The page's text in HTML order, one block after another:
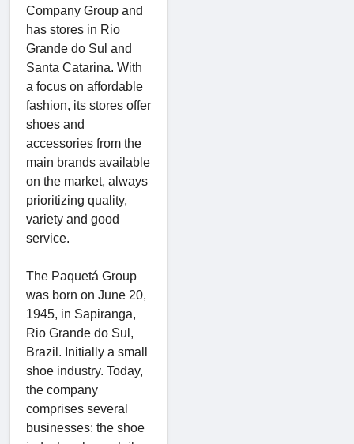
Company Group and
has stores in Rio
Grande do Sul and
Santa Catarina. With
a focus on affordable
fashion, its stores offer
shoes and
accessories from the
main brands available
on the market, always
prioritizing quality,
variety and good
service.
The Paquetá Group
was born on June 20,
1945, in Sapiranga,
Rio Grande do Sul,
Brazil. Initially a small
shoe industry. Today,
the company
comprises several
businesses: the shoe